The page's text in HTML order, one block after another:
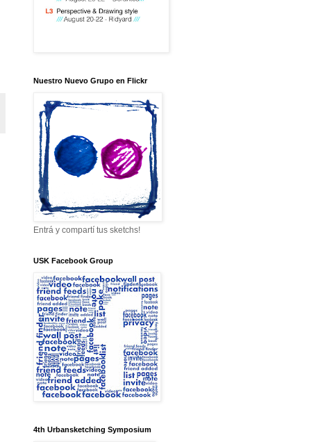
Nuestro Nuevo Grupo en Flickr
Entrá y compartí tus sketchs!
USK Facebook Group
4th Urbansketching Symposium